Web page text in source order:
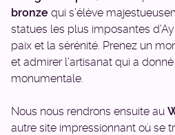
bronze qui s’élève
statues les plus imposantes
paix et la sérénité. Prenez un
et admirer l’artisanat qui a
monumentale.
Nous nous rendrons ensuite au
autre site impressionnant où se